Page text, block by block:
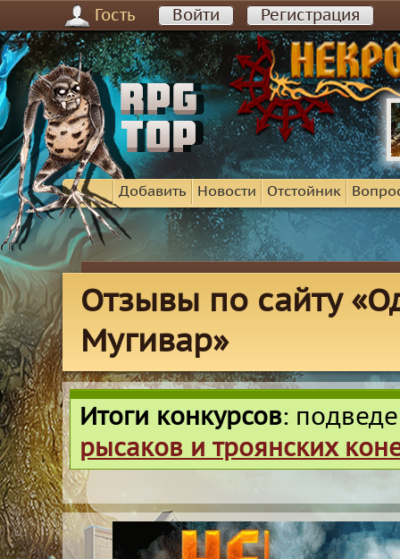
Гость Войти Регистрация
Добавить Новости Отстойник
Отзывы по сайту
Мугивар»
Итоги конкурсов:
рысаков и троянских